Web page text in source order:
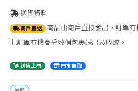
送貨資料
商戶直送 商品由商戶直接發出，訂單
此訂單有機會分數個包裹送出及收取。
送貨上門 門市自取